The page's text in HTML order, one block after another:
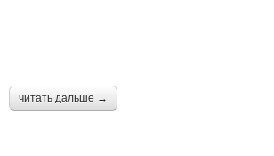
читать дальше →